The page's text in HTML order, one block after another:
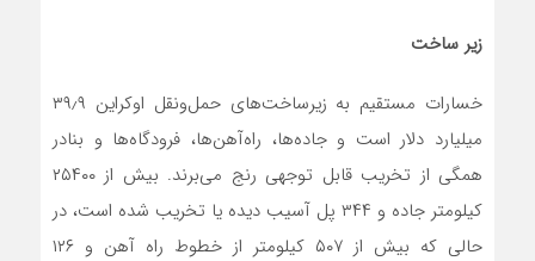
زیر ساخت
خسارات مستقیم به زیرساخت‌های حمل‌ونقل اوکراین ۳۹٫۹
میلیارد دلار است و جاده‌ها، راه‌آهن‌ها، فرودگاه‌ها و بنادر
همگی از تخریب قابل توجهی رنج می‌برند. بیش از ۲۵۴۰۰
کیلومتر جاده و ۳۴۴ پل آسیب دیده یا تخریب شده است، در
حالی که بیش از ۵۰۷ کیلومتر از خطوط راه آهن و ۱۲۶